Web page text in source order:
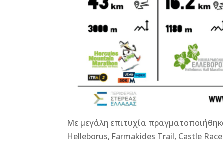
Με μεγάλη επιτυχία
Helleborus, Farmakides Trail, Castle Race